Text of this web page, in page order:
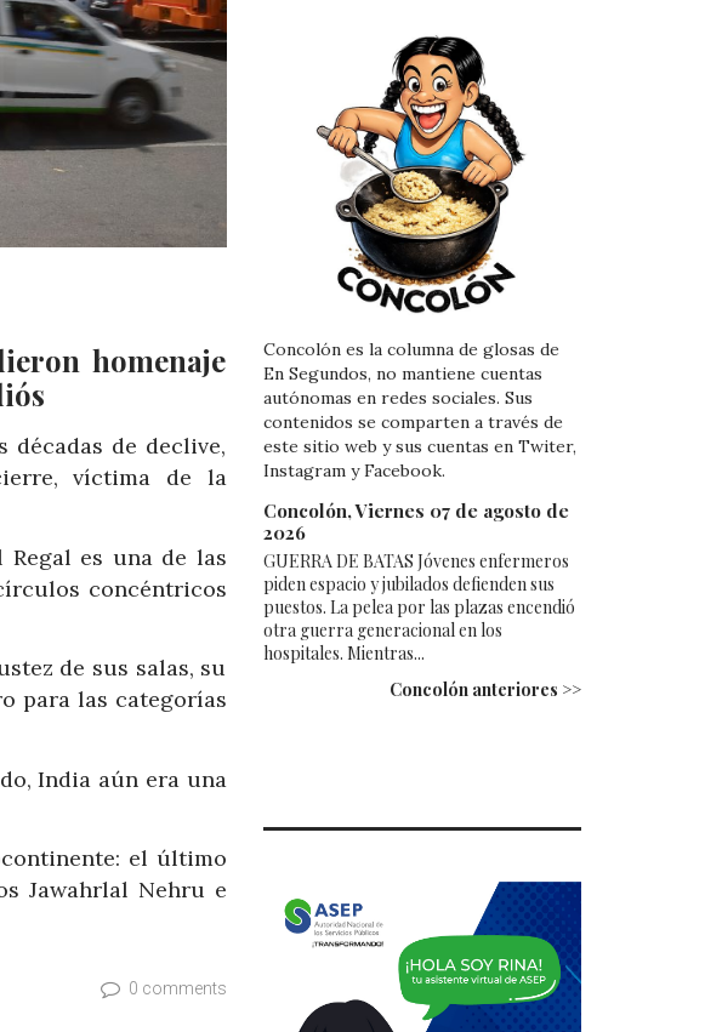
homenaje
de declive,
víctima de la
es una de las
concéntricos
de sus salas, su
para las categorías
India aún era una
el último
Jawahrlal Nehru e
0 comments
Concolón es la columna de glosas de
En Segundos, no mantiene cuentas
autónomas en redes sociales. Sus
contenidos se comparten a través de
este sitio web y sus cuentas en Twiter,
Instagram y Facebook.
Concolón, Viernes 07 de agosto de
2026
GUERRA DE BATAS Jóvenes enfermeros
piden espacio y jubilados defienden sus
puestos. La pelea por las plazas encendió
otra guerra generacional en los
hospitales. Mientras...
Concolón anteriores >>